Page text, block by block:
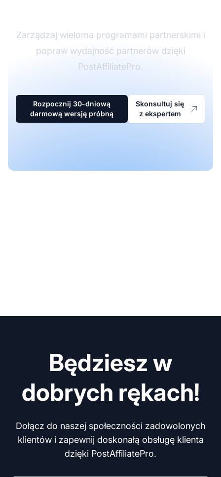
Zarządzaj wieloma programami partnerskimi i
popraw wydajność partnerów dzięki
PostAffiliatePro.
Rozpocznij 30-dniową
darmową wersję próbną
Skonsultuj się
z ekspertem
Będziesz w
dobrych rękach!
Dołącz do naszej społeczności zadowolonych
klientów i zapewnij doskonałą obsługę klienta
dzięki PostAffiliatePro.